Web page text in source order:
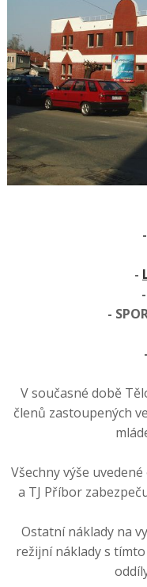
-
-
-
-
V současné době
členů zastoupených
Všechny výše
a TJ Příbor
Ostatní náklady na
režijní náklady s